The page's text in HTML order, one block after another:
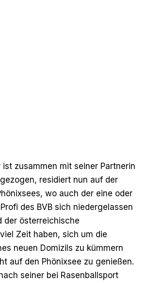
zusammen mit seiner Partnerin
residiert nun auf der
wo auch der eine oder
des BVB sich niedergelassen
der österreichische
Zeit haben, sich um die
neuen Domizils zu kümmern
auf den Phönixsee zu genießen.
seiner bei Rasenballsport